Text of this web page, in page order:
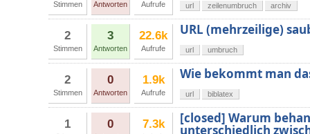
Stimmen Antworten Aufrufe url zeilenumbruch archiv
2
Stimmen
3
Antworten
22.6k
Aufrufe
URL (mehrzeilige)
url umbruch
2
Stimmen
0
Antworten
1.9k
Aufrufe
Wie bekommt man
url biblatex
1 0 7.3k [closed] Warum
unterschiedlich